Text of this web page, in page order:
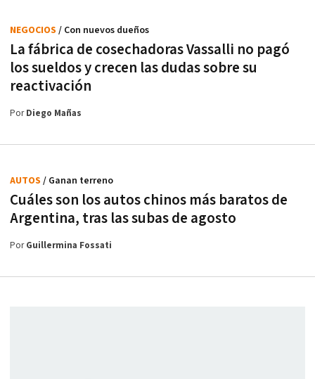
La fábrica de cosechadoras Vassalli no pagó
los sueldos y crecen las dudas sobre su
reactivación
NEGOCIOS / Con nuevos dueños
PorDiego Mañas
Cuáles son los autos chinos más baratos de
Argentina, tras las subas de agosto
AUTOS / Ganan terreno
PorGuillermina Fossati